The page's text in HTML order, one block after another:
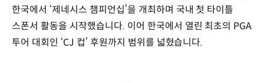
한국에서 ‘제네시스 챔피언십’을 개최하며 국내 첫 타이틀
스폰서 활동을 시작했습니다. 이어 한국에서 열린 최초의 PGA
투어 대회인 ‘CJ 컵’ 후원까지 범위를 넓혔습니다.